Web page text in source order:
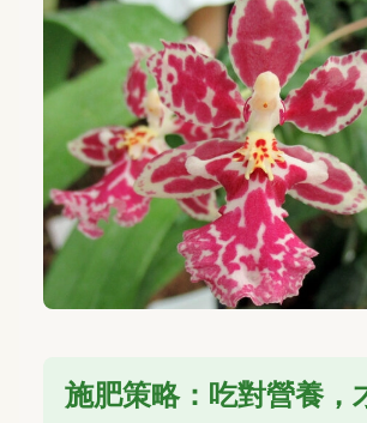
施肥策略：吃對營養，